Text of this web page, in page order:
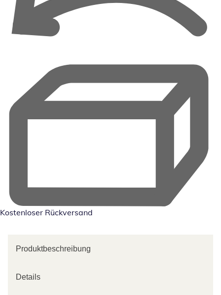
Kostenloser Rückversand
Produktbeschreibung
Details